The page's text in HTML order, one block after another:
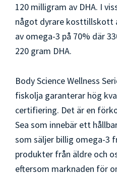
120 milligram av DHA. I
något dyrare kosttillskott
av omega-3 på 70% där
220 gram DHA.
Body Science Wellness
fiskolja garanterar hög
certifiering. Det är en
Sea som innebär ett
som säljer billig omega-3
produkter från äldre och
eftersom marknaden för